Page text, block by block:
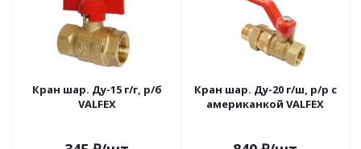
Кран шар. Ду-15 г/г, р/б
VALFEX
Кран шар. Ду-20 г/ш, р/р с
американкой VALFEX